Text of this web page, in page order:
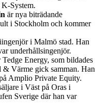
System.
är nya biträdande
i Stockholm och kommer
i Malmö stad. Han
underhållsingenjör.
Energy, som bildades
Värme gick samman. Han
Amplio Private Equity.
i Väst på Oras i
Sverige där han var